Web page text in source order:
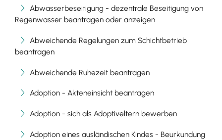
Abwasserbeseitigung - dezentrale Beseitigung von
Regenwasser beantragen oder anzeigen
Abweichende Regelungen zum Schichtbetrieb
beantragen
Abweichende Ruhezeit beantragen
Adoption - Akteneinsicht beantragen
Adoption - sich als Adoptiveltern bewerben
Adoption eines ausländischen Kindes - Beurkundung